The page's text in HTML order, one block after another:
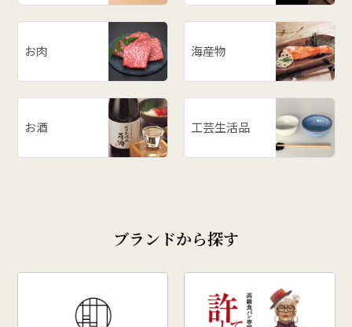
お肉 海産物
お酒 工芸生活品
ブランドから探す